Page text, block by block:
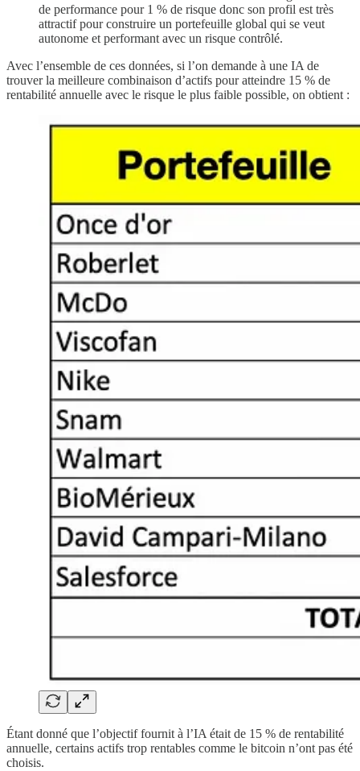
de performance pour 1 % de risque donc son profil est très
attractif pour construire un portefeuille global qui se veut
autonome et performant avec un risque contrôlé.
Avec l’ensemble de ces données, si l’on demande à une IA de
trouver la meilleure combinaison d’actifs pour atteindre 15 % de
rentabilité annuelle avec le risque le plus faible possible, on obtient :
Étant donné que l’objectif fournit à l’IA était de 15 % de rentabilité
annuelle, certains actifs trop rentables comme le bitcoin n’ont pas été
choisis.